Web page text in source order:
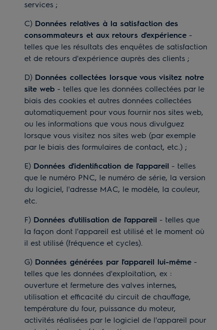
services ;
C) Données relatives à la satisfaction des
consommateurs et aux retours d'expérience -
telles que les résultats des enquêtes de satisfaction
et de retours d'expérience auprès des clients ;
D) Données collectées lorsque vous visitez notre
site web - telles que les données collectées par le
biais des cookies et autres données collectées
automatiquement pour vous fournir nos sites web,
ou les informations que vous nous divulguez
lorsque vous visitez nos sites web (par exemple
par le biais des formulaires de contact, etc.) ;
E) Données d'identification de l'appareil - telles
que le numéro PNC, le numéro de série, la version
du logiciel, l'adresse MAC, le modèle, la couleur,
etc.
F) Données d'utilisation de l'appareil - telles que
la façon dont l'appareil est utilisé et le moment où
il est utilisé (fréquence et cycles).
G) Données générées par l'appareil lui-même -
telles que les données d'exploitation, ex :
ouverture et fermeture des valves internes,
utilisation et efficacité du circuit de chauffage,
température du four, puissance du moteur,
activités réalisées par le logiciel de l'appareil pour